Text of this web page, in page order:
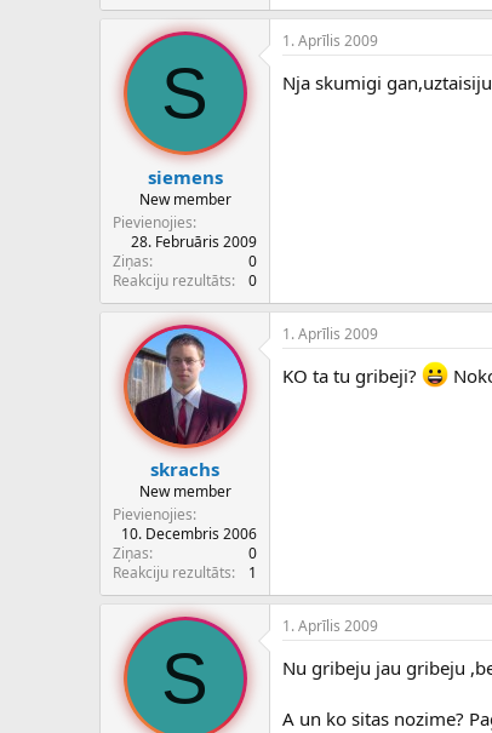
S
siemens
New member
Pievienojies
28. Februāris 2009
Ziņas
0
Reakciju rezultāts
0
1. Aprīlis 2009
Nja skumigi
skrachs
New member
Pievienojies
10. Decembris 2006
Ziņas
0
Reakciju rezultāts
1
1. Aprīlis 2009
KO ta tu gribeji?
S
1. Aprīlis 2009
Nu gribeju jau gribeju
A un ko sitas nozime?